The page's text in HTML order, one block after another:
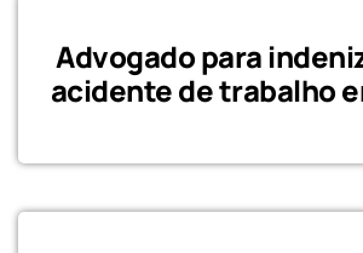
Advogado para
acidente de trabalho